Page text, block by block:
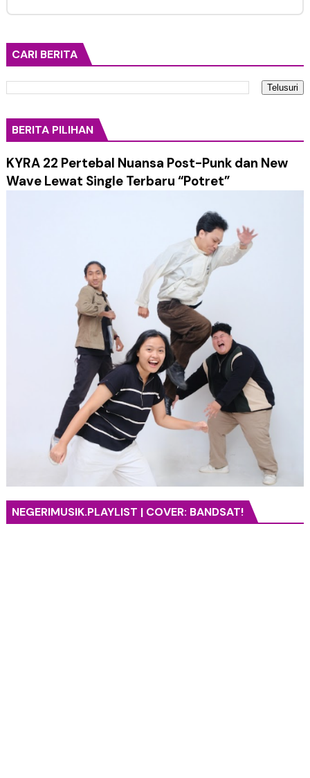
CARI BERITA
BERITA PILIHAN
KYRA 22 Pertebal Nuansa Post-Punk dan New
Wave Lewat Single Terbaru “Potret”
NEGERIMUSIK.PLAYLIST | COVER: BANDSAT!